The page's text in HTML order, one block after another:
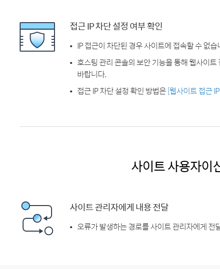
접근 IP 차단 설정 여부 확인
IP 접근이 차단된 경우 사이트에 접속할 수 없습
호스팅 관리 콘솔의 보안 기능을 통해 웹사이
바랍니다.
접근 IP 차단 설정 확인 방법은[웹사이트 접근
사이트 사용자이
사이트 관리자에게 내용 전달
오류가 발생하는 경로를 사이트 관리자에게 전